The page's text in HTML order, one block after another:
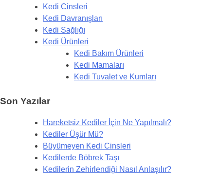
Kedi Cinsleri
Kedi Davranışları
Kedi Sağlığı
Kedi Ürünleri
Kedi Bakım Ürünleri
Kedi Mamaları
Kedi Tuvalet ve Kumları
Son Yazılar
Hareketsiz Kediler İçin Ne Yapılmalı?
Kediler Üşür Mü?
Büyümeyen Kedi Cinsleri
Kedilerde Böbrek Taşı
Kedilerin Zehirlendiği Nasıl Anlaşılır?